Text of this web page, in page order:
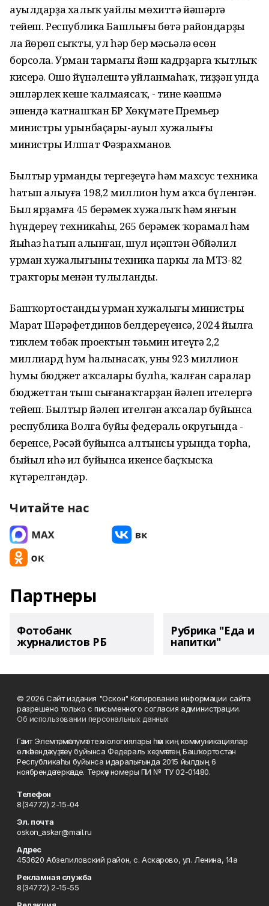
ауылдарҙа халыҡ уңайлы мөхиттә йәшәргә
тейеш. Республика Башлығы бөтә райондарҙы
ла йөрөп сыҡты, ул һәр бер мәсьәлә өсөн
борсола. Урман тармағы йәш кадрҙарға ҡытлыҡ
кисерә. Ошо йүнәлештә уйланмаһаҡ, тиҙҙән унда
эшләрлек кеше ҡалмаясаҡ, - тине кәңәшмә
эшендә ҡатнашҡан БР Хөкүмәте Премьер
министры урынбаҫары-ауыл хужалығы
министры Илшат Фәзрахманов.
Былтыр урманды тергеҙеүгә һәм махсус техника
һатып алыуға 198,2 миллион һум аҡса бүленгән.
Был ярҙамға 45 берәмек хужалыҡ һәм янғын
һүндереү техникаһы, 265 берәмек ҡорамал һәм
йыһаз һатып алынған, шул иҫәптән Әбйәлил
урман хужалығының техника паркы ла МТЗ-82
тракторы менән тулыланды.
Башҡортостандың урман хужалығы министры
Марат Шәрәфетдинов белдереүенсә, 2024 йылға
тиклем төбәк проектын тәьмин итеүгә 2,2
миллиард һум һалынасаҡ, уның 923 миллион
һумы бюджет аҡсалары булһа, ҡалған саралар
бюджеттан тыш сығанаҡтарҙан йәлеп ителергә
тейеш. Былтыр йәлеп ителгән аҡсалар буйынса
республика Волга буйы федераль округында -
беренсе, Рәсәй буйынса алтынсы урында торһа,
быйыл иһә ил буйынса икенсе баҫҡысҡа
күтәрелгәндәр.
Читайте нас
Партнеры
Фотобанк
журналистов РБ
Рубрика "Еда и
напитки"
© 2026 Сайт издания "Оскон" Копирование информации сайта
разрешено только с письменного согласия администрации.
Об использовании персональных данных
Гәзит Элемтә, мәғлүмәт технологиялары һәм киң коммуникациялар
өлкәһендә күҙәтеү буйынса Федераль хеҙмәттең Башҡортостан
Республикаһы буйынса идаралығында 2015 йылдың 6
ноябрендә теркәлде. Теркәү номеры ПИ № ТУ 02-01480.
Телефон
8(34772) 2-15-04
Эл. почта
oskon_askar@mail.ru
Адрес
453620 Абзелиловский район, с. Аскарово, ул. Ленина, 14а
Рекламная служба
8(34772) 2-15-55